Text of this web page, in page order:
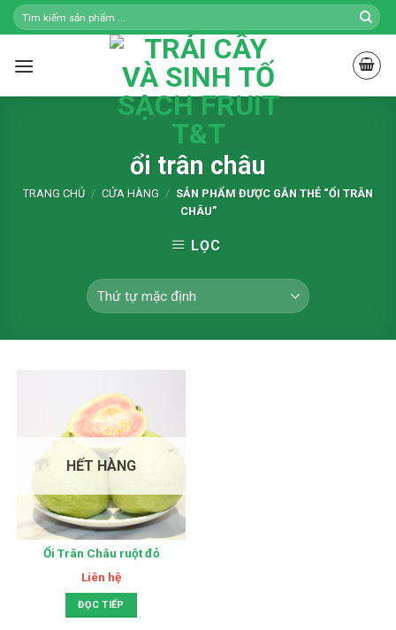
Skip
to
ổi trân châu
TRANG CHỦ / CỬA HÀNG / SẢN PHẨM ĐƯỢC GẮN THẺ “ỔI TRÂN
CHÂU”
LỌC
HẾT HÀNG
Ổi Trân Châu ruột đỏ
Liên hệ
ĐỌC TIẾP